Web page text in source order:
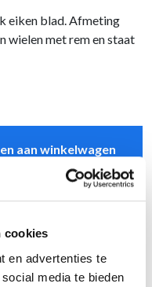
cookies
en advertenties te
media te bieden
eiken blad. Afmeting
wielen met rem en staat
aan winkelwagen
andere levertijden